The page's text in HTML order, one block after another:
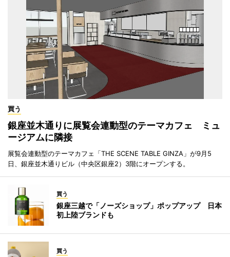
買う
銀座並木通りに展覧会連動型のテーマカフェ ミュ
ージアムに隣接
展覧会連動型のテーマカフェ「THE SCENE TABLE GINZA」が9月5
日、銀座並木通りビル（中央区銀座2）3階にオープンする。
買う
銀座三越で「ノーズショップ」ポップアップ 日本
初上陸ブランドも
買う